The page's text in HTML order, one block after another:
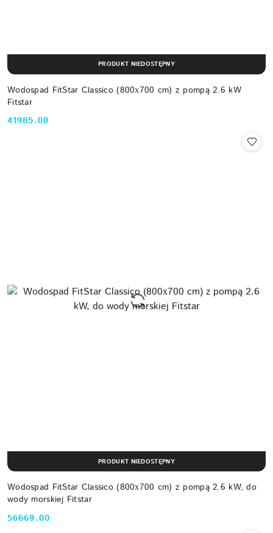
Wodospad FitStar Classico (800х700 cm) z pompą 2.6 kW
Fitstar
Cena:
41985.00
PRODUKT NIEDOSTĘPNY
Wodospad FitStar Classico (800х700 cm) z pompą 2.6 kW, do
wody morskiej Fitstar
Cena:
56669.00
PRODUKT NIEDOSTĘPNY